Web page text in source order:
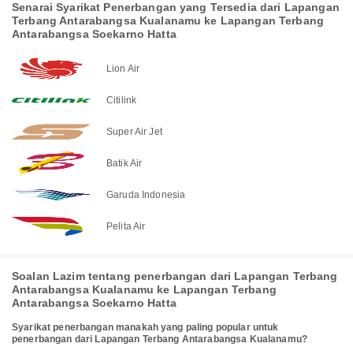
Senarai Syarikat Penerbangan yang Tersedia dari Lapangan
Terbang Antarabangsa Kualanamu ke Lapangan Terbang
Antarabangsa Soekarno Hatta
Lion Air
Citilink
Super Air Jet
Batik Air
Garuda Indonesia
Pelita Air
Soalan Lazim tentang penerbangan dari Lapangan Terbang
Antarabangsa Kualanamu ke Lapangan Terbang
Antarabangsa Soekarno Hatta
Syarikat penerbangan manakah yang paling popular untuk
penerbangan dari Lapangan Terbang Antarabangsa Kualanamu?